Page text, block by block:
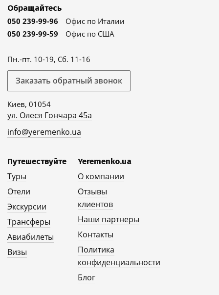
Обращайтесь
050 239-99-96
Офис по Италии
050 239-99-59
Офис по США
Пн.-пт. 10-19, Сб. 11-16
Заказать обратный звонок
Киев, 01054
ул. Олеся Гончара 45а
info@yeremenko.ua
Путешествуйте
Туры
Отели
Экскурсии
Трансферы
Авиабилеты
Визы
Yeremenko.ua
О компании
Отзывы
клиентов
Наши партнеры
Контакты
Политика
конфиденциальности
Блог